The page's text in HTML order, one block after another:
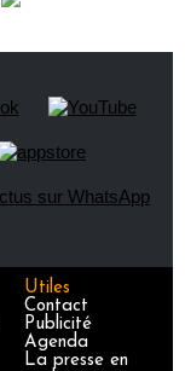
Utiles
Contact
Publicité
Agenda
La presse en